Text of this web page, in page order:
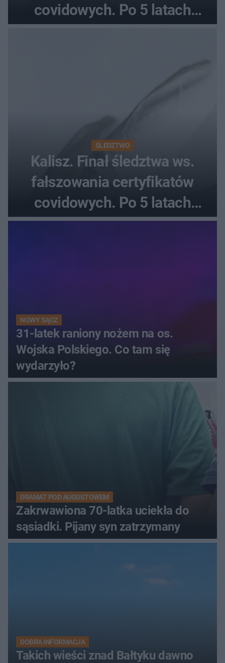
covidowych. Po 5 latach
prokurator zamyka sprawę
ŚLEDZTWO
Kalisz. Finał śledztwa ws.
fałszowania certyfikatów
covidowych. Po 5 latach
prokurator zamyka sprawę
NOWY SĄCZ
31-latek raniony nożem na os.
Wojska Polskiego. Co tam się
wydarzyło?
DRAMAT POD AUGUSTOWEM
Zakrwawiona 70-latka uciekła do
sąsiadki. Pijany syn zatrzymany
DOBRA INFORMACJA
Takich wieści znad Bałtyku dawno